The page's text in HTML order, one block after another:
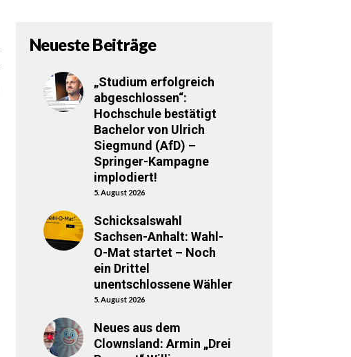
Neueste Beiträge
„Studium erfolgreich
abgeschlossen“:
Hochschule bestätigt
Bachelor von Ulrich
Siegmund (AfD) –
Springer-Kampagne
implodiert!
5. August 2026
Schicksalswahl
Sachsen-Anhalt: Wahl-
O-Mat startet – Noch
ein Drittel
unentschlossene Wähler
5. August 2026
Neues aus dem
Clownsland: Armin „Drei